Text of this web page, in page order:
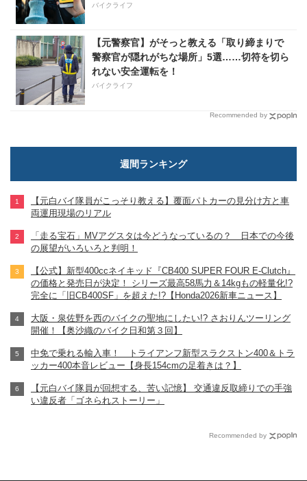
バイクライフ
【元警察官】がそっと教える「取り締まりで
警察官が隠れがちな場所」5選……切符を切ら
れない安全運転を！
バイクライフ
Recommended by
週間ランキング
【元白バイ隊員がこっそり教える】覆面パトカーの見分け方と車
両運用現場のリアル
「走る宝石」MVアグスタは今どうなっているの？ 日本での今後
の展望がいろいろと判明！
【公式】新型400ccネイキッド『CB400 SUPER FOUR E-Clutch』
の価格と発売日が決定！ シリーズ最高58馬力＆14kgもの軽量化!?
完全に「旧CB400SF」を超えた!?【Honda2026新車ニュース】
大阪・泉佐野を西のバイクの聖地にしたい!? さおりんツーリング
開催！【奥沙織のバイク日和第３回】
中免で乗れる輸入車！ トライアンフ新型スラクストン400＆トラ
ッカー400本音レビュー【身長154cmの足着きは？】
【元白バイ隊員が回想する、苦い記憶】 交通違反取締りでの手強
い違反者「ゴネられストーリー」
Recommended by